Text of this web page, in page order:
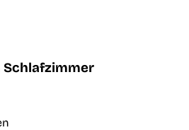
Schlafzimmer